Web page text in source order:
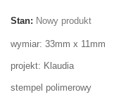
Stan: Nowy produkt
wymiar: 33mm x 11mm
projekt: Klaudia
stempel polimerowy